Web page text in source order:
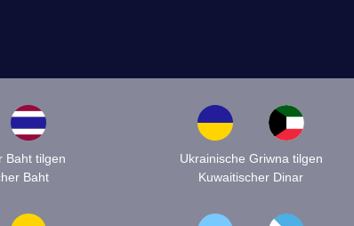
Baht tilgen
Baht
Ukrainische Griwna tilgen
Kuwaitischer Dinar